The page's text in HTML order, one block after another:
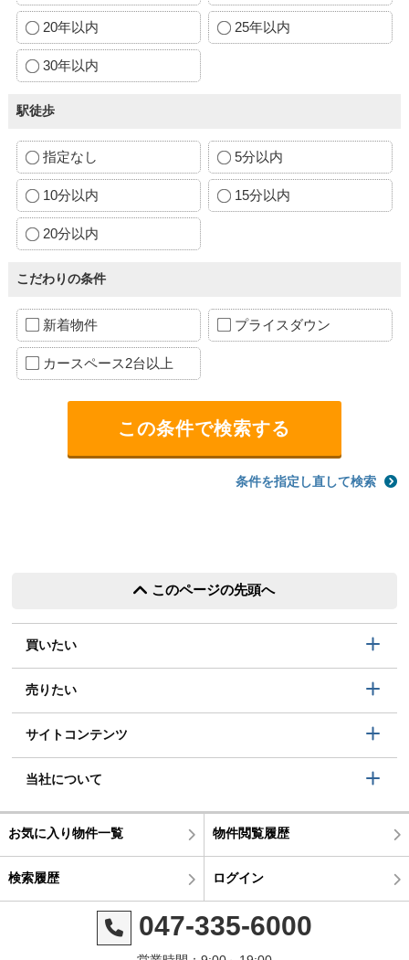
20年以内 25年以内
30年以内
駅徒歩
指定なし 5分以内
10分以内 15分以内
20分以内
こだわりの条件
新着物件 プライスダウン
カースペース2台以上
条件を指定し直して検索
このページの先頭へ
買いたい
売りたい
サイトコンテンツ
当社について
お気に入り物件一覧 物件閲覧履歴
検索履歴 ログイン
047-335-6000